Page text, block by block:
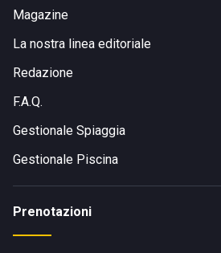
Magazine
La nostra linea editoriale
Redazione
F.A.Q.
Gestionale Spiaggia
Gestionale Piscina
Prenotazioni